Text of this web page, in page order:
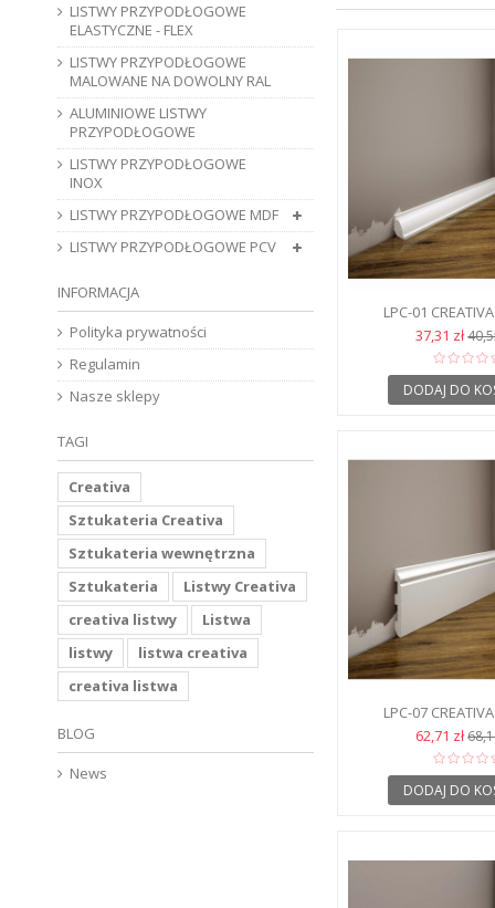
LPC-01
37,31 zł
DODAJ DO
LPC-07
62,71 zł
DODAJ DO
LISTWY PRZYPODŁOGOWE
ELASTYCZNE - FLEX
LISTWY PRZYPODŁOGOWE
MALOWANE NA DOWOLNY RAL
ALUMINIOWE LISTWY
PRZYPODŁOGOWE
LISTWY PRZYPODŁOGOWE
INOX
LISTWY PRZYPODŁOGOWE MDF
LISTWY PRZYPODŁOGOWE PCV
INFORMACJA
Polityka prywatności
Regulamin
Nasze sklepy
TAGI
Creativa
Sztukateria Creativa
Sztukateria wewnętrzna
Sztukateria
Listwy Creativa
creativa listwy
Listwa
listwy
listwa creativa
creativa listwa
BLOG
News